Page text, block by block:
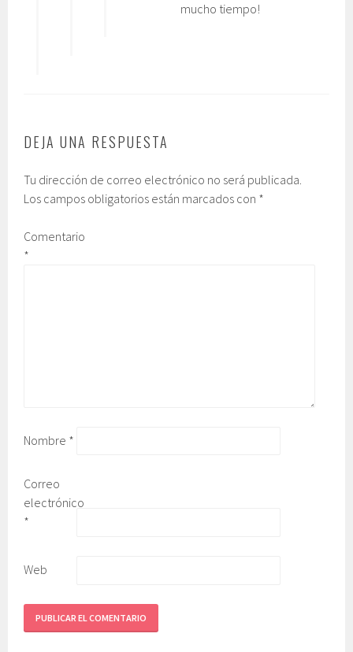
mucho tiempo!
DEJA UNA RESPUESTA
Tu dirección de correo electrónico no será publicada.
Los campos obligatorios están marcados con *
Comentario
*
Nombre *
Correo
electrónico
*
Web